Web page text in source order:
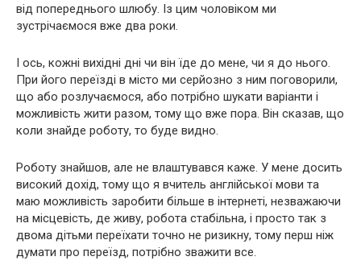
від попереднього шлюбу. Із цим чоловіком ми
зустрічаємося вже два роки.
І ось, кожні вихідні дні чи він їде до мене, чи я до нього.
При його переїзді в місто ми серйозно з ним поговорили,
що або розлучаємося, або потрібно шукати варіанти і
можливість жити разом, тому що вже пора. Він сказав, що
коли знайде роботу, то буде видно.
Роботу знайшов, але не влаштувався каже. У мене досить
високий дохід, тому що я вчитель англійської мови та
маю можливість заробити більше в інтернеті, незважаючи
на місцевість, де живу, робота стабільна, і просто так з
двома дітьми переїхати точно не ризикну, тому перш ніж
думати про переїзд, потрібно зважити все.